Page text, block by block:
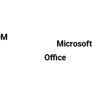
Microsoft
Office